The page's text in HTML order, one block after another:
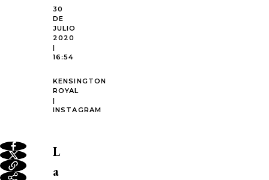
30
DE
JULIO
2020
|
16:54
KENSINGTON
ROYAL
|
INSTAGRAM
L
a